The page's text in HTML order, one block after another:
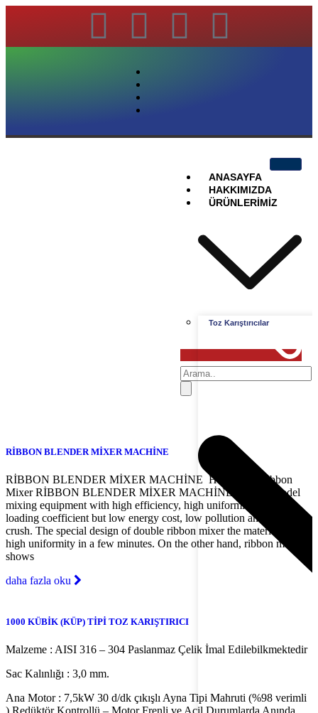
ANASAYFA
HAKKIMIZDA
ÜRÜNLERIMIZ
Toz Karıştırıcılar
RİBBON BLENDER MİXER MACHİNE
RİBBON BLENDER MİXER MACHİNE Horizontal Ribbon
Mixer RİBBON BLENDER MİXER MACHİNE is a late-model
mixing equipment with high efficiency, high uniformity, high
loading coefficient but low energy cost, low pollution and low
crush. The special design of double ribbon mixer the materials into
high uniformity in a few minutes. On the other hand, ribbon mixer
shows
daha fazla oku
1000 KÜBİK (KÜP) TİPİ TOZ KARIŞTIRICI
Malzeme : AISI 316 – 304 Paslanmaz Çelik İmal Edilebilkmektedir
Sac Kalınlığı : 3,0 mm.
Ana Motor : 7,5kW 30 d/dk çıkışlı Ayna Tipi Mahruti (%98 verimli
) Redüktör Kontrollü – Motor Frenli ve Acil Durumlarda Anında